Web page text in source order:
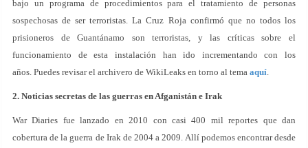
bajo un programa de procedimientos para el tratamiento de personas
sospechosas de ser terroristas. La Cruz Roja confirmó que no todos los
prisioneros de Guantánamo son terroristas, y las críticas sobre el
funcionamiento de esta instalación han ido incrementando con los
años. Puedes revisar el archivero de WikiLeaks en torno al tema aquí.
2. Noticias secretas de las guerras en Afganistán e Irak
War Diaries fue lanzado en 2010 con casi 400 mil reportes que dan
cobertura de la guerra de Irak de 2004 a 2009. Allí podemos encontrar desde